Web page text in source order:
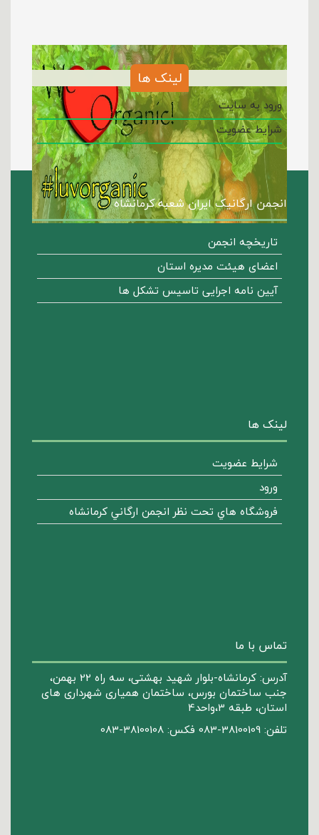
لینک ها
ورود به سایت
شرایط عضویت
انجمن ارگانیک ایران شعبه کرمانشاه
تاریخچه انجمن
اعضای هیئت مدیره استان
آیین نامه اجرایی تاسیس تشکل ها
لینک ها
شرایط عضویت
ورود
فروشگاه هاي تحت نظر انجمن ارگاني كرمانشاه
تماس با ما
آدرس: کرمانشاه-بلوار شهید بهشتی، سه راه 22 بهمن،
جنب ساختمان بورس، ساختمان همیاری شهرداری های
استان، طبقه 3،واحد4
تلفن: 38100109-083 فکس: 38100108-083